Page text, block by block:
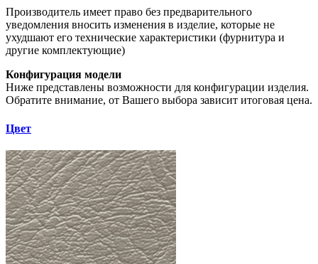
Производитель имеет право без предварительного
уведомления вносить изменения в изделие, которые не
ухудшают его технические характеристики (фурнитура и
другие комплектующие)
Конфигурация модели
Ниже представлены возможности для конфигурации изделия.
Обратите внимание, от Вашего выбора зависит итоговая цена.
Цвет